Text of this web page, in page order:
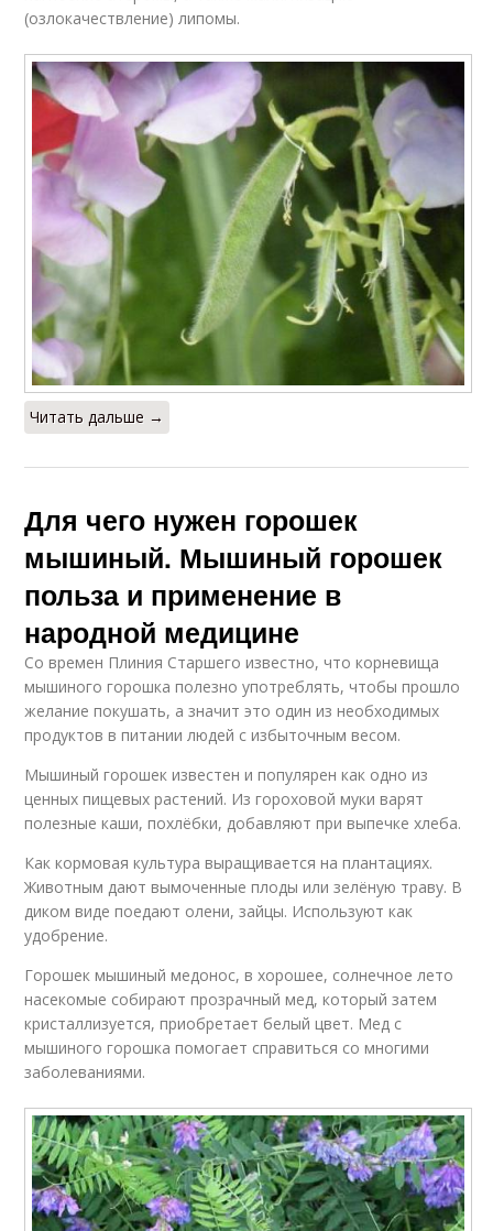
(озлокачествление) липомы.
Читать дальше →
Для чего нужен горошек
мышиный. Мышиный горошек
польза и применение в
народной медицине
Со времен Плиния Старшего известно, что корневища
мышиного горошка полезно употреблять, чтобы прошло
желание покушать, а значит это один из необходимых
продуктов в питании людей с избыточным весом.
Мышиный горошек известен и популярен как одно из
ценных пищевых растений. Из гороховой муки варят
полезные каши, похлёбки, добавляют при выпечке хлеба.
Как кормовая культура выращивается на плантациях.
Животным дают вымоченные плоды или зелёную траву. В
диком виде поедают олени, зайцы. Используют как
удобрение.
Горошек мышиный медонос, в хорошее, солнечное лето
насекомые собирают прозрачный мед, который затем
кристаллизуется, приобретает белый цвет. Мед с
мышиного горошка помогает справиться со многими
заболеваниями.